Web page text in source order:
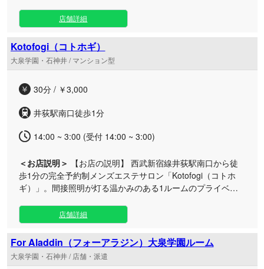
たします。（107文字 *冒頭100文字付近に重要ポイントを凝
縮） 深夜・早朝の仕事終わりや、日々の疲れをリセットした
い時にも嬉しい【翌朝5時まで営業（受付3時まで）】。いつ
でも気軽に極上のトリートメントをご堪能いただけます。 当
店の自慢は、常に新しい出会いをお届けする「続々とデビュ
す豊富なメニューです。さらにディープリンパやホイップ、
あなただけの特別な時間を演出する各種オプションもご用意
しております。 入会金は無料で、フリー・初指名料もいただ
きません。贅沢なプライベート空間で、至福のディープリラ
お待ちしております。
店舗詳細
Kotofogi（コトホギ）
大泉学園・石神井 / マンション型
30分 / ￥3,000
井荻駅南口徒歩1分
14:00 ~ 3:00 (受付 14:00 ~ 3:00)
＜お店説明＞
【お店の説明】 西武新宿線井荻駅南口から徒
歩1分の完全予約制メンズエステサロン「Kotofogi（コトホ
ギ）」。間接照明が灯る温かみのある1ルームのプライベー
喧騒を忘れられる隠れ家のような店内は、日常の疲れをリセ
ットするのに最適な空間です。他のお客様と顔を合わせるこ
とのないプライベートな時間を大切にし、セラピストが丁寧
なおもてなしと確かな技術で、お客様一人ひとりの心と体に
寄り添います。 営業時間は12時から深夜まで受け付けており
店舗詳細
For Aladdin（フォーアラジン）大泉学園ルーム
大泉学園・石神井 / 店舗・派遣